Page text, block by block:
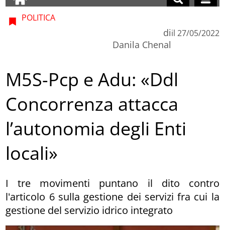
POLITICA
di
Danila Chenal
il 27/05/2022
M5S-Pcp e Adu: «Ddl
Concorrenza attacca
l’autonomia degli Enti
locali»
I tre movimenti puntano il dito contro
l'articolo 6 sulla gestione dei servizi fra cui la
gestione del servizio idrico integrato